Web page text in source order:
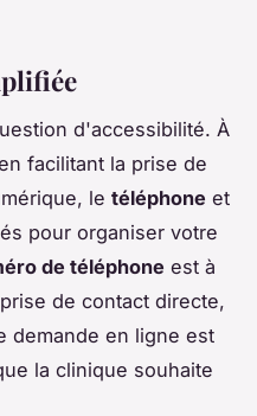
d'accessibilité. À
facilitant la prise de
le téléphone et
pour organiser votre
de téléphone est à
de contact directe,
demande en ligne est
la clinique souhaite